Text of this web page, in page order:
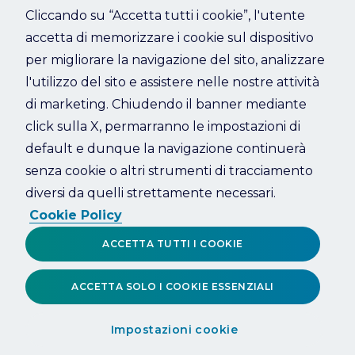
Refresh
Cliccando su “Accetta tutti i cookie”, l'utente
accetta di memorizzare i cookie sul dispositivo
per migliorare la navigazione del sito, analizzare
l'utilizzo del sito e assistere nelle nostre attività
di marketing. Chiudendo il banner mediante
click sulla X, permarranno le impostazioni di
default e dunque la navigazione continuerà
senza cookie o altri strumenti di tracciamento
diversi da quelli strettamente necessari.
Cookie Policy
Impostazioni cookie
ACCETTA SOLO I COOKIE ESSENZIALI
ACCETTA TUTTI I COOKIE